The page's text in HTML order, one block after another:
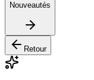
Nouveautés
Retour